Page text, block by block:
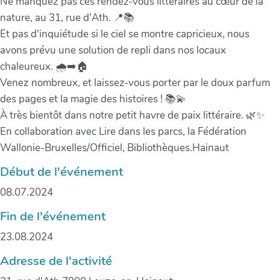
nature, au 31, rue d'Ath. 📍📚
Et pas d'inquiétude si le ciel se montre capricieux, nous
avons prévu une solution de repli dans nos locaux
chaleureux. 🌧️➡️🏠
Venez nombreux, et laissez-vous porter par le doux parfum
des pages et la magie des histoires ! 📚💫
À très bientôt dans notre petit havre de paix littéraire. 🌿✨
En collaboration avec Lire dans les parcs, la Fédération
Wallonie-Bruxelles/Officiel, Bibliothèques.Hainaut
Début de l'événement
08.07.2024
Fin de l'événement
23.08.2024
Adresse de l'activité